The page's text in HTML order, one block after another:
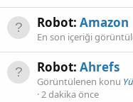
Robot: Amazon
En son içeriği
Robot: Ahrefs
Görüntülenen konu
2 dakika önce